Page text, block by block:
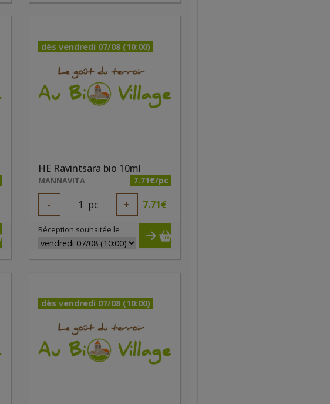
dès vendredi 07/08 (10:00)
HE Ravintsara bio 10ml
MANNAVITA 7.71€/pc
- 1 pc + 7.71€
Réception souhaitée le
dès vendredi 07/08 (10:00)